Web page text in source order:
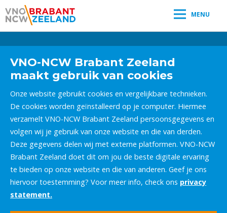
MENU
VNO-NCW Brabant Zeeland
maakt gebruik van cookies
Onze website gebruikt cookies en vergelijkbare technieken.
De cookies worden geïnstalleerd op je computer. Hiermee
verzamelt VNO-NCW Brabant Zeeland persoonsgegevens en
volgen wij je gebruik van onze website en die van derden.
Deze gegevens delen wij met externe platformen. VNO-NCW
Brabant Zeeland doet dit om jou de beste digitale ervaring
te bieden op onze website en die van anderen. Geef je ons
hiervoor toestemming? Voor meer info, check ons privacy
statement.